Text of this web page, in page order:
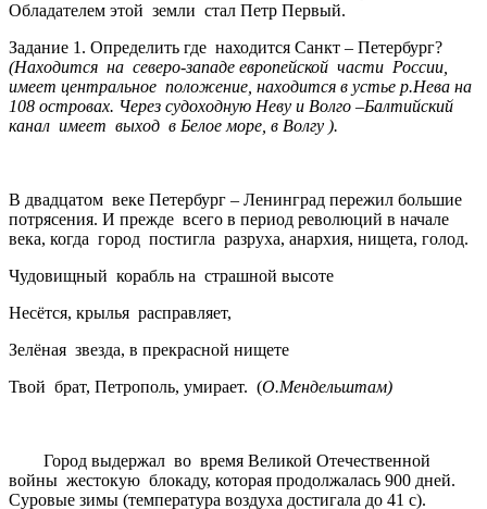
Обладателем этой земли стал Петр Первый.
Задание 1. Определить где находится Санкт – Петербург?
(Находится на северо-западе европейской части России,
имеет центральное положение, находится в устье р.Нева на
108 островах. Через судоходную Неву и Волго –Балтийский
канал имеет выход в Белое море, в Волгу ).
В двадцатом веке Петербург – Ленинград пережил большие
потрясения. И прежде всего в период революций в начале
века, когда город постигла разруха, анархия, нищета, голод.
Чудовищный корабль на страшной высоте
Несётся, крылья расправляет,
Зелёная звезда, в прекрасной нищете
Твой брат, Петрополь, умирает. (О.Мендельштам)
Город выдержал во время Великой Отечественной
войны жестокую блокаду, которая продолжалась 900 дней.
Суровые зимы (температура воздуха достигала до 41 с).